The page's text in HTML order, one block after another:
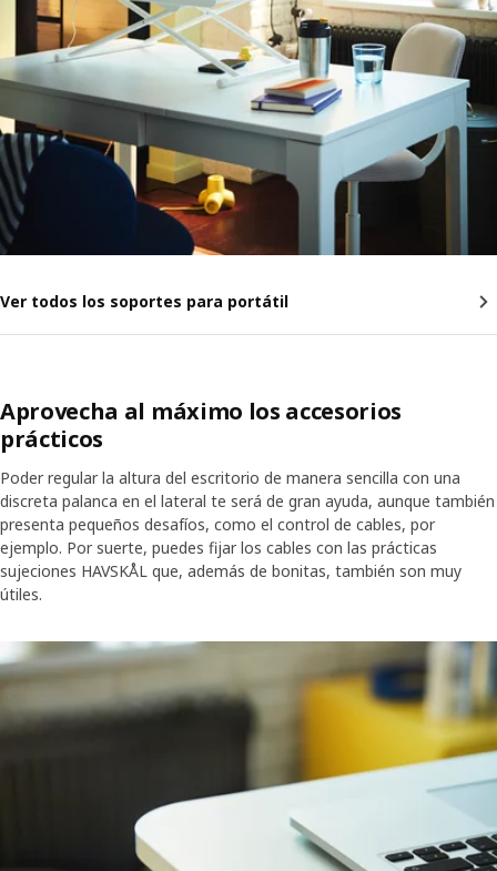
Ver todos los soportes para portátil
Aprovecha al máximo los accesorios
prácticos
Poder regular la altura del escritorio de manera sencilla con una
discreta palanca en el lateral te será de gran ayuda, aunque también
presenta pequeños desafíos, como el control de cables, por
ejemplo. Por suerte, puedes fijar los cables con las prácticas
sujeciones HAVSKÅL que, además de bonitas, también son muy
útiles.